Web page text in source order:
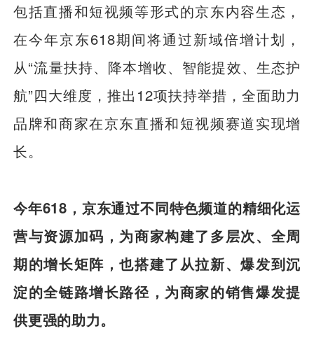
包括直播和短视频等形式的京东内容生态，
在今年京东618期间将通过新域倍增计划，
从“流量扶持、降本增收、智能提效、生态护
航”四大维度，推出12项扶持举措，全面助力
品牌和商家在京东直播和短视频赛道实现增
长。
今年618，京东通过不同特色频道的精细化运
营与资源加码，为商家构建了多层次、全周
期的增长矩阵，也搭建了从拉新、爆发到沉
淀的全链路增长路径，为商家的销售爆发提
供更强的助力。